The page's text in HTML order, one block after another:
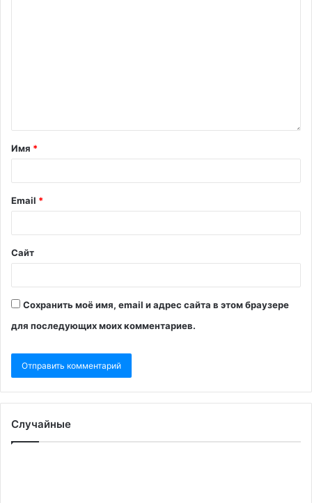
Имя *
Email *
Сайт
Сохранить моё имя, email и адрес сайта в этом браузере
для последующих моих комментариев.
Случайные